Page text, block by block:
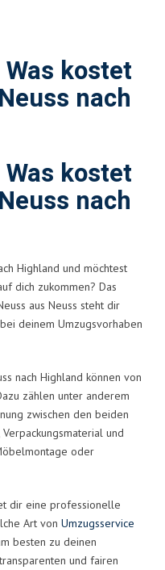
kostet
nach
kostet
nach
Highland und möchtest
dich zukommen? Das
aus Neuss steht dir
deinem Umzugsvorhaben
nach Highland können von
zählen unter anderem
zwischen den beiden
und
oder
dir eine professionelle
Art von Umzugsservice
besten zu deinen
und fairen